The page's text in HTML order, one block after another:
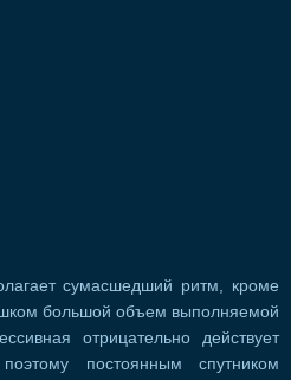
сумасшедший ритм, кроме
большой объем выполняемой
отрицательно действует
постоянным спутником